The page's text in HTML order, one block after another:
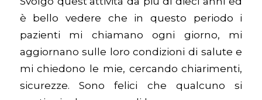
è bello vedere che in questo periodo i
pazienti mi chiamano ogni giorno, mi
aggiornano sulle loro condizioni di salute e
mi chiedono le mie, cercando chiarimenti,
sicurezze. Sono felici che qualcuno si